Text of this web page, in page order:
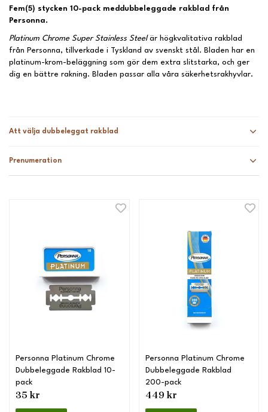
Att välja dubbeleggat rakblad
Prenumeration
Fem(5) stycken 10-pack meddubbeleggade rakblad från
Personna.
Platinum Chrome Super Stainless Steelär högkvalitativa rakblad
från Personna, tillverkade i Tyskland av svenskt stål. Bladen har en
platinum-krom-beläggning som gör dem extra slitstarka, och ger
dig en bättre rakning. Bladen passar alla våra säkerhetsrakhyvlar.
Personna Platinum Chrome
Dubbeleggade Rakblad 10-
pack
35 kr
Personna Platinum Chrome
Dubbeleggade Rakblad
200-pack
449 kr